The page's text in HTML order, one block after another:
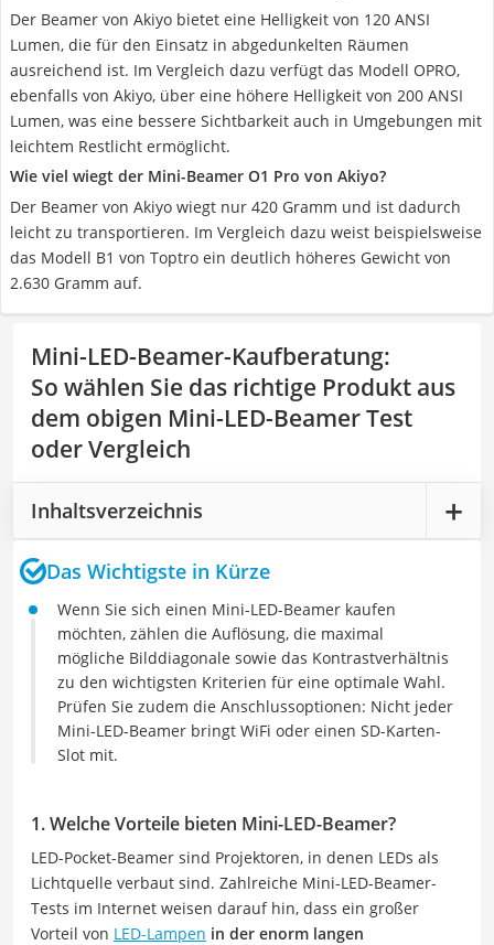
Der Beamer von Akiyo bietet eine Helligkeit von 120 ANSI
Lumen, die für den Einsatz in abgedunkelten Räumen
ausreichend ist. Im Vergleich dazu verfügt das Modell OPRO,
ebenfalls von Akiyo, über eine höhere Helligkeit von 200 ANSI
Lumen, was eine bessere Sichtbarkeit auch in Umgebungen mit
leichtem Restlicht ermöglicht.
Wie viel wiegt der Mini-Beamer O1 Pro von Akiyo?
Der Beamer von Akiyo wiegt nur 420 Gramm und ist dadurch
leicht zu transportieren. Im Vergleich dazu weist beispielsweise
das Modell B1 von Toptro ein deutlich höheres Gewicht von
2.630 Gramm auf.
Mini-LED-Beamer-Kaufberatung:
So wählen Sie das richtige Produkt aus
dem obigen Mini-LED-Beamer Test
oder Vergleich
Inhaltsverzeichnis
Das Wichtigste in Kürze
Wenn Sie sich einen Mini-LED-Beamer kaufen
möchten, zählen die Auflösung, die maximal
mögliche Bilddiagonale sowie das Kontrastverhältnis
zu den wichtigsten Kriterien für eine optimale Wahl.
Prüfen Sie zudem die Anschlussoptionen: Nicht jeder
Mini-LED-Beamer bringt WiFi oder einen SD-Karten-
Slot mit.
1. Welche Vorteile bieten Mini-LED-Beamer?
LED-Pocket-Beamer sind Projektoren, in denen LEDs als
Lichtquelle verbaut sind. Zahlreiche Mini-LED-Beamer-
Tests im Internet weisen darauf hin, dass ein großer
Vorteil von LED-Lampen in der enorm langen